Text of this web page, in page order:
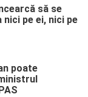
să se
nici pe ei, nici pe
poate